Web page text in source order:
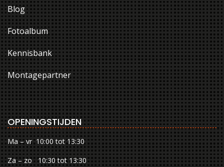
Blog
Fotoalbum
Kennisbank
Montagepartner
OPENINGSTIJDEN
Ma – vr 10:00 tot 13:30
Za – zo 10:30 tot 13:30